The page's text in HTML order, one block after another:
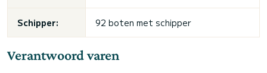
Schipper: 92 boten met schipper
Verantwoord varen